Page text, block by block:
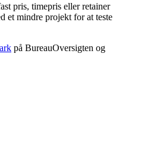
pris, timepris eller retainer
et mindre projekt for at teste
på BureauOversigten og